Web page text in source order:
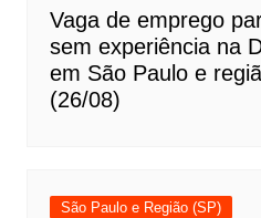
Vaga de emprego
sem experiência na
em São Paulo e
(26/08)
São Paulo e Região (SP)